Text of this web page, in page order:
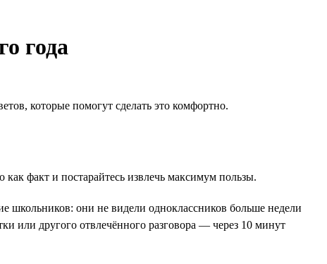
года
которые помогут сделать это комфортно.
факт и постарайтесь извлечь максимум пользы.
школьников: они не видели одноклассников больше недели
или другого отвлечённого разговора — через 10 минут